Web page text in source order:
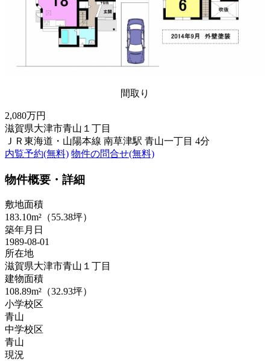
間取り
2,080万円
滋賀県大津市青山１丁目
ＪＲ東海道・山陽本線 南草津駅 青山一丁目 4分
内覧予約(無料) 物件の問合せ(無料)
物件概要・詳細
敷地面積
183.10m²（55.38坪）
築年月日
1989-08-01
所在地
滋賀県大津市青山１丁目
建物面積
108.89m²（32.93坪）
小学校区
青山
中学校区
青山
現況